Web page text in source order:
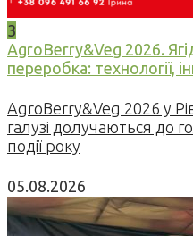
3
AgroBerry&Veg 2026.
переробка: технології,
AgroBerry&Veg 2026 у
галузі долучаються до
події року
05.08.2026